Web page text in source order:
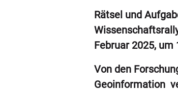
Rätsel und
Februar 2025,
Von den
Geoinformation